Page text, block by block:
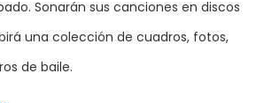
Sonarán sus canciones en discos
una colección de cuadros, fotos,
de baile.